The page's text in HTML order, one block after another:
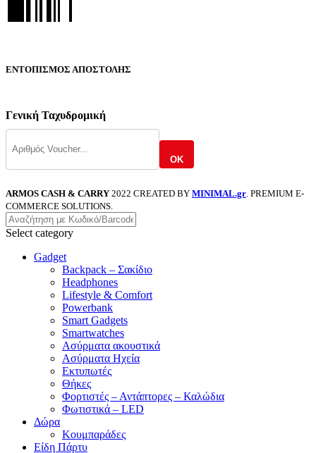
ΕΝΤΟΠΙΣΜΟΣ ΑΠΟΣΤΟΛΗΣ
Γενική Ταχυδρομική
OK
ARMOS CASH & CARRY 2022 CREATED BY MINIMAL.gr . PREMIUM E-
COMMERCE SOLUTIONS.
Select category
Gadget
Backpack – Σακίδιο
Headphones
Lifestyle & Comfort
Powerbank
Smart Gadgets
Smartwatches
Ασύρματα ακουστικά
Ασύρματα Ηχεία
Εκτυπωτές
Θήκες
Φορτιστές – Αντάπτορες – Καλώδια
Φωτιστικά – LED
Δώρα
Κουμπαράδες
Είδη Πάρτυ